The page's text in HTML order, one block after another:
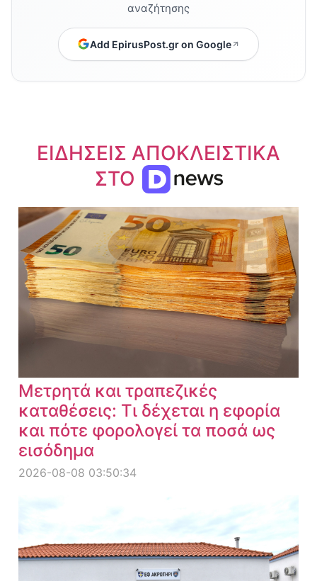
αναζήτησης
Add EpirusPost.gr on Google
ΕΙΔΗΣΕΙΣ ΑΠΟΚΛΕΙΣΤΙΚΑ
ΣΤΟ
Μετρητά και τραπεζικές
καταθέσεις: Τι δέχεται η εφορία
και πότε φορολογεί τα ποσά ως
εισόδημα
2026-08-08 03:50:34